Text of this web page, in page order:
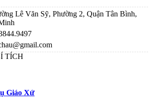
Lê Văn Sỹ, Phường 2, Quận Tân Bình,
TÍCH
Giáo Xứ